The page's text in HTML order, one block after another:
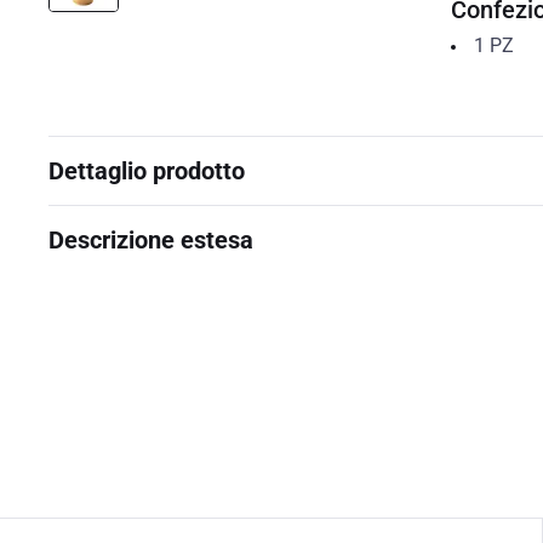
1 PZ
Dettaglio prodotto
Descrizione estesa